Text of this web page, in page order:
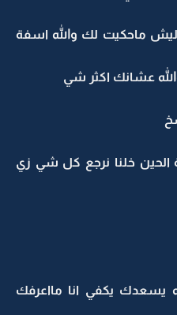
ماحكيت لك والله اسفة
عشانك اكثر شي
الحين خلنا نرجع كل شي زي
يسعدك يكفي انا مااعرفك